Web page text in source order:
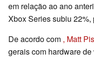
em relação ao ano
Xbox Series subiu 22%,
De acordo com , Matt
gerais com hardware